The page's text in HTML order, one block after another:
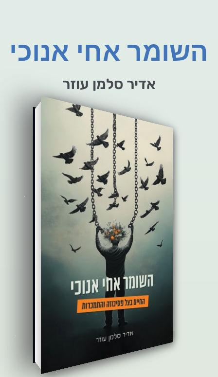
השומר אחי אנוכי
אדיר סלמן עוזר